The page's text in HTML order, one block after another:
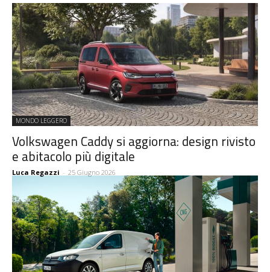
MONDO LEGGERO
Volkswagen Caddy si aggiorna: design rivisto
e abitacolo più digitale
Luca Regazzi - 25 Giugno 2026